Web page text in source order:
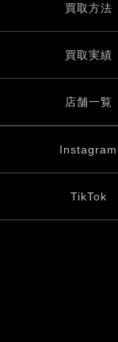
買取方法
買取実績
店舗一覧
Instagram
TikTok